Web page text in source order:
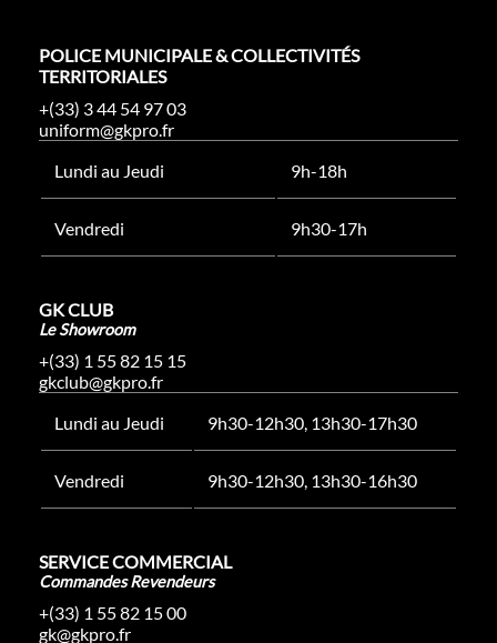
POLICE MUNICIPALE & COLLECTIVITÉS
TERRITORIALES
+(33) 3 44 54 97 03
uniform@gkpro.fr
Lundi au Jeudi
9h-18h
Vendredi 9h30-17h
GK CLUB
Le Showroom
+(33) 1 55 82 15 15
gkclub@gkpro.fr
Lundi au Jeudi
9h30-12h30, 13h30-17h30
Vendredi 9h30-12h30, 13h30-16h30
SERVICE COMMERCIAL
Commandes Revendeurs
+(33) 1 55 82 15 00
gk@gkpro.fr